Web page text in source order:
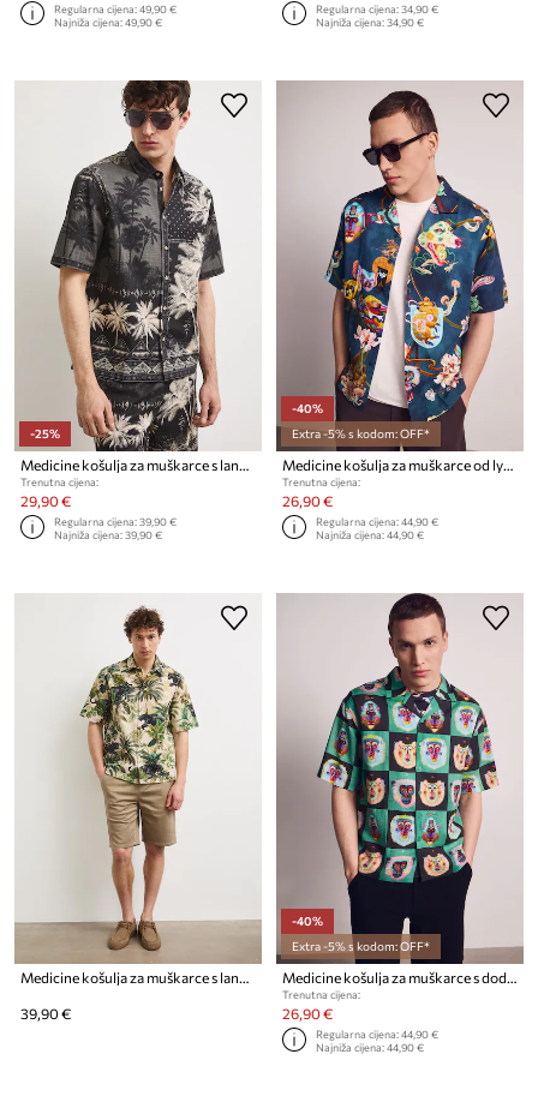
Regularna cijena:49,90 €
Najniža cijena:49,90 €
Regularna cijena:34,90 €
Najniža cijena:34,90 €
-25%
Trenutna cijena:
29,90 €
Regularna cijena:39,90 €
Najniža cijena:39,90 €
-40%
Extra -5% s kodom: OFF*
Trenutna cijena:
26,90 €
Regularna cijena:44,90 €
Najniža cijena:44,90 €
Medicine košulja za muškarce s lanom
39,90 €
-40%
Extra -5% s kodom: OFF*
Medicine košulja za muškarce s dodatkom lana
Trenutna cijena:
26,90 €
Regularna cijena:44,90 €
Najniža cijena:44,90 €